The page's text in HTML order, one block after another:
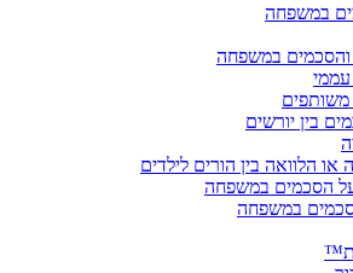
במשפחה
והסכמים במשפחה
בין יורשים
הלוואה בין הורים לילדים
הסכמים במשפחה
במשפחה